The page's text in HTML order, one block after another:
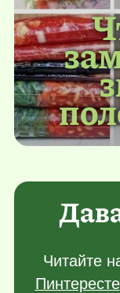
Читайте
Пинтересте